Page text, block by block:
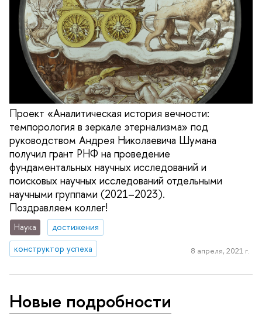
Проект «Аналитическая история вечности:
темпорология в зеркале этернализма» под
руководством Андрея Николаевича Шумана
получил грант РНФ на проведение
фундаментальных научных исследований и
поисковых научных исследований отдельными
научными группами (2021–2023).
Поздравляем коллег!
Наука
достижения
конструктор успеха
8 апреля, 2021 г.
Новые подробности